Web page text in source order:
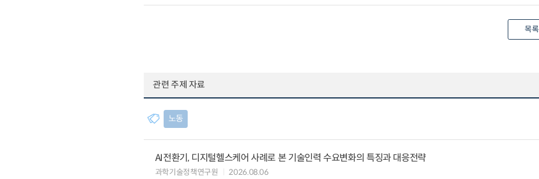
목
관련 주제 자료
노동
AI전환기, 디지털헬스케어 사례로 본 기술인력 수요변화의 특징과 대응전략
과학기술정책연구원 2026.08.06